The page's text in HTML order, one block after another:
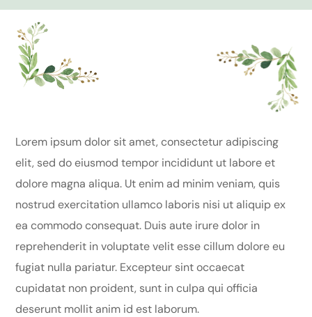
Lorem ipsum dolor sit amet, consectetur adipiscing
elit, sed do eiusmod tempor incididunt ut labore et
dolore magna aliqua. Ut enim ad minim veniam, quis
nostrud exercitation ullamco laboris nisi ut aliquip ex
ea commodo consequat. Duis aute irure dolor in
reprehenderit in voluptate velit esse cillum dolore eu
fugiat nulla pariatur. Excepteur sint occaecat
cupidatat non proident, sunt in culpa qui officia
deserunt mollit anim id est laborum.